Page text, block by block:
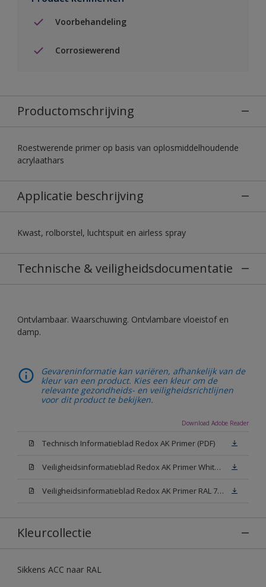
Voorbehandeling
Corrosiewerend
Productomschrijving
Roestwerende primer op basis van oplosmiddelhoudende
acrylaathars
Applicatie beschrijving
Kwast, rolborstel, luchtspuit en airless spray
Technische & veiligheidsdocumentatie
Ontvlambaar. Waarschuwing. Ontvlambare vloeistof en
damp.
Gevareninformatie kan variëren, afhankelijk van de
kleur van een product. Kies een kleur om de
relevante gezondheids- en veiligheidsrichtlijnen
voor dit product te bekijken.
Download Adobe Reader
Technisch Informatieblad Redox AK Primer (PDF)
Veiligheidsinformatieblad Redox AK Primer White (MSDS)
Veiligheidsinformatieblad Redox AK Primer RAL 7042 (MSDS)
Kleurcollectie
Sikkens ACC naar RAL